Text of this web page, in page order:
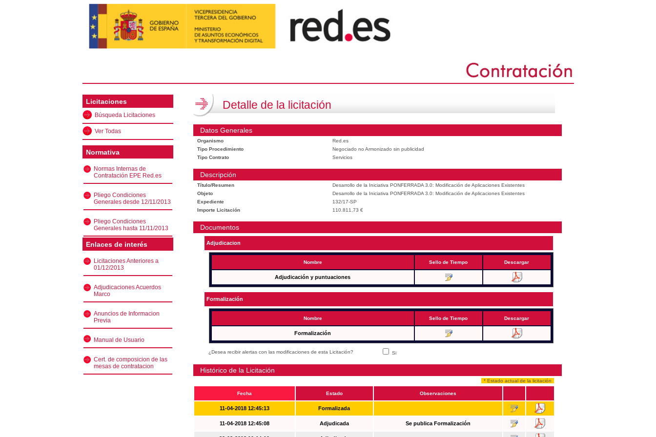
Licitaciones
Búsqueda Licitaciones
Ver Todas
Normativa
Normas Internas de
Contratación EPE Red.es
Pliego Condiciones
Generales desde 12/11/2013
Pliego Condiciones
Generales hasta 11/11/2013
Enlaces de interés
Licitaciones Anteriores a
01/12/2013
Adjudicaciones Acuerdos
Marco
Anuncios de Informacion
Previa
Manual de Usuario
Cert. de composicion de las
mesas de contratacion
Detalle de la licitación
Datos Generales
Organismo
Red.es
Tipo Procedimiento
Negociado no Armonizado sin publicidad
Tipo Contrato
Servicios
Descripción
Título/Resumen
Desarrollo de la Iniciativa PONFERRADA 3.0: Modificación de Aplicaciones Existentes
Objeto
Desarrollo de la Iniciativa PONFERRADA 3.0: Modificación de Aplicaciones Existentes
Expediente
132/17-SP
Importe Licitación
110.811,73 €
Documentos
Adjudicacion
Nombre Sello de Tiempo Descargar
Adjudicación y puntuaciones
Formalización
Nombre Sello de Tiempo Descargar
Formalización
¿Desea recibir alertas con las modificaciones de esta Licitación? Si
Histórico de la Licitación
* Estado actual de la licitación
Fecha Estado Observaciones
11-04-2018 12:45:13 Formalizada
11-04-2018 12:45:08 Adjudicada Se publica Formalización